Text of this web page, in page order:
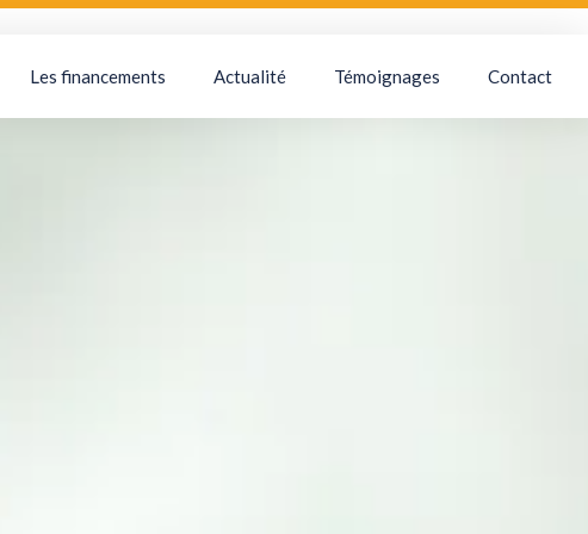
Les financements Actualité Témoignages Contact